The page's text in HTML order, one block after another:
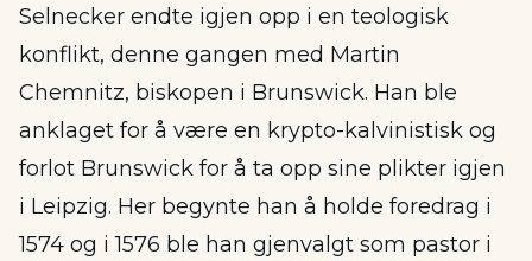
Selnecker endte igjen opp i en teologisk
konflikt, denne gangen med Martin
Chemnitz, biskopen i Brunswick. Han ble
anklaget for å være en krypto-kalvinistisk og
forlot Brunswick for å ta opp sine plikter igjen
i Leipzig. Her begynte han å holde foredrag i
1574 og i 1576 ble han gjenvalgt som pastor i